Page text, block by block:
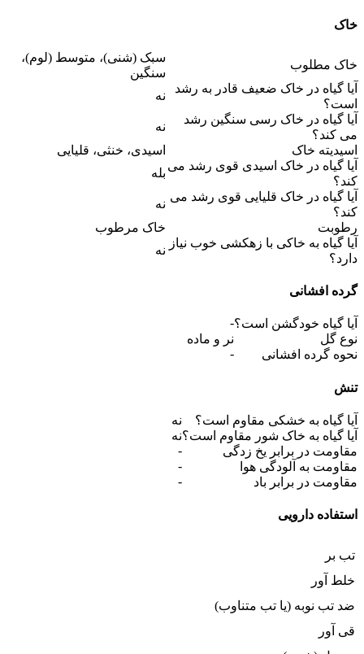
خاک
خاک مطلوب
سبک (شنی)، متوسط (لوم)،
سنگین
آیا گیاه در خاک ضعیف قادر به رشد
است؟
نه
آیا گیاه در خاک رسی سنگین رشد
می کند؟
نه
اسیدیته خاک
اسیدی، خنثی، قلیایی
آیا گیاه در خاک اسیدی قوی رشد می
کند؟
بله
آیا گیاه در خاک قلیایی قوی رشد می
کند؟
نه
رطوبت
خاک مرطوب
آیا گیاه به خاکی با زهکشی خوب نیاز
دارد؟
نه
گرده افشانی
آیا گیاه خودگشن است؟-
نوع گل
نر و ماده
نحوه گرده افشانی
-
تنش
آیا گیاه به خشکی مقاوم است؟
نه
آیا گیاه به خاک شور مقاوم است؟نه
مقاومت در برابر یخ زدگی
-
مقاومت به آلودگی هوا
-
مقاومت در برابر باد
-
استفاده دارویی
تب بر
خلط آور
ضد تب نوبه (یا تب متناوب)
قی آور